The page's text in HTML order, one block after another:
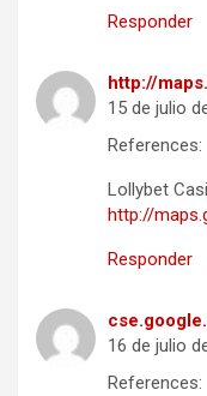
Responder
http://
15 de julio
References:
Lollybet
http://
Responder
16 de julio
References: